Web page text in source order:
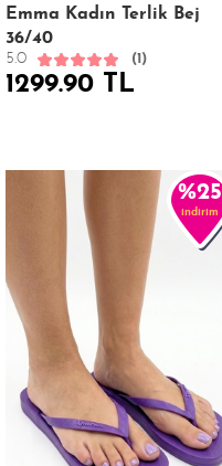
Emma Kadın Terlik Bej
36/40
5.0 (1)
1299.90 TL
%25
indirim